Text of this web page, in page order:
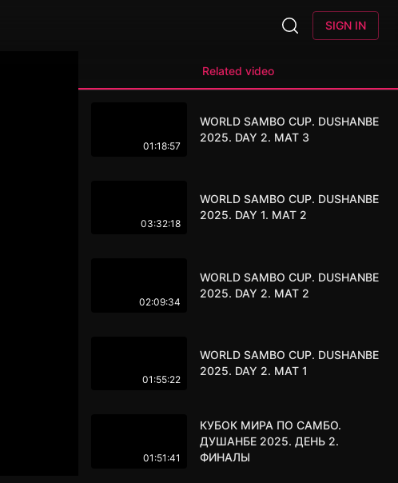
SIGN IN
Related video
01:18:57
WORLD SAMBO CUP. DUSHANBE
2025. DAY 2. MAT 3
03:32:18
WORLD SAMBO CUP. DUSHANBE
2025. DAY 1. MAT 2
02:09:34
WORLD SAMBO CUP. DUSHANBE
2025. DAY 2. MAT 2
01:55:22
WORLD SAMBO CUP. DUSHANBE
2025. DAY 2. MAT 1
01:51:41
КУБОК МИРА ПО САМБО.
ДУШАНБЕ 2025. ДЕНЬ 2.
ФИНАЛЫ